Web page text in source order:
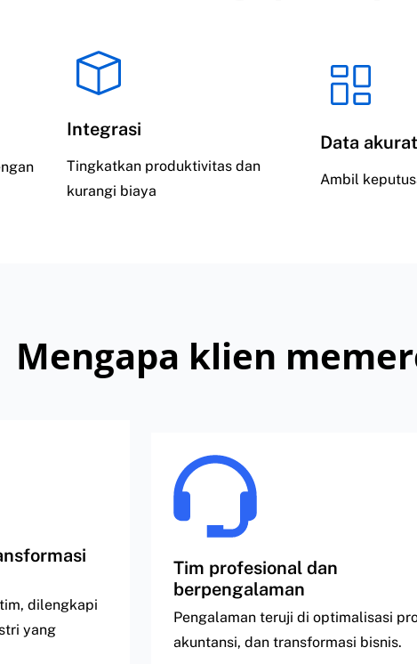
Integrasi
Tingkatkan produktivitas dan
kurangi biaya
Data akurat
Ambil
Mengapa klien
dilengkapi
yang
Tim profesional dan
berpengalaman
Pengalaman teruji di optimalisasi
akuntansi, dan transformasi bisnis.